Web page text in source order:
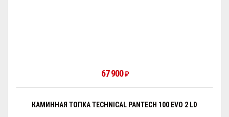
67 900 ₽
КАМИННАЯ ТОПКА TECHNICAL PANTECH 100 EVO 2 LD